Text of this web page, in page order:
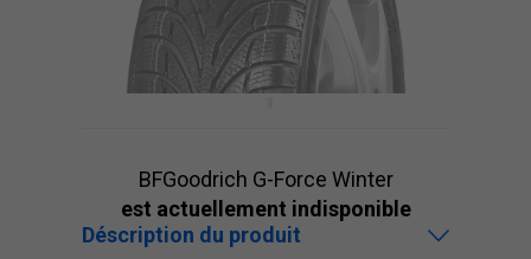
BFGoodrich G-Force Winter
est actuellement indisponible
Déscription du produit